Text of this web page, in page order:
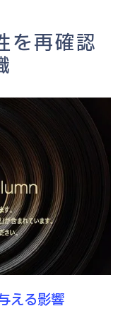
めるためのリソ
標更新の進め方
概要
手順の最適化
業への影響
イン遵守方法
手続きの実例
するための実
を再確認
える影響